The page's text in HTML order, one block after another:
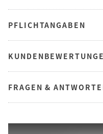
PFLICHTANGABEN
FRAGEN &